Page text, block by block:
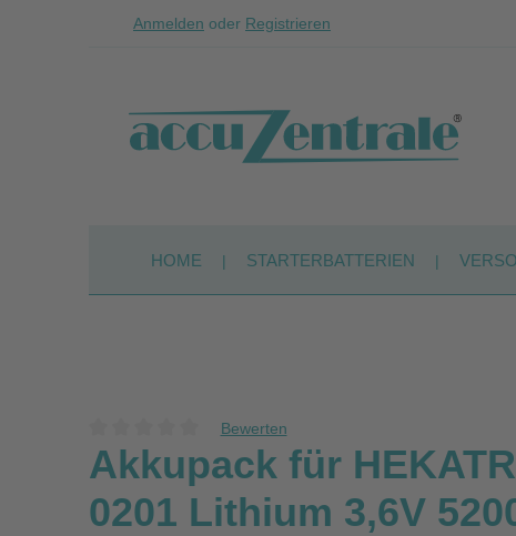
Zum Hauptinhalt springen
Zur Suche springen
Zur Hauptnavigation springen
Anmelden oder Registrieren
HOME STARTERBATTERIEN
Durchschnittliche Bewertung von 0 von 5 Sternen
Bewerten
Akkupack für
0201 Lithium 3,6V